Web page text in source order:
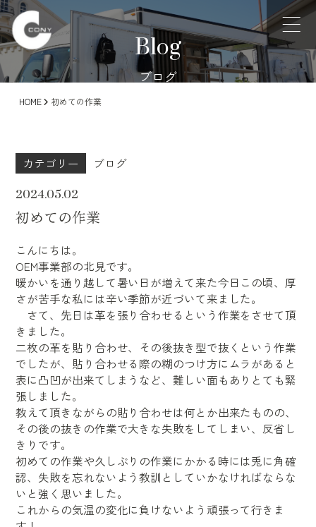
Blog
ブログ
HOME 初めての作業
カテゴリー ブログ
2024.05.02
初めての作業
こんにちは。
OEM事業部の北見です。
暖かいを通り越して暑い日が増えて来た今日この頃、厚
さが苦手な私には辛い季節が近づいて来ました。
さて、先日は革を張り合わせるという作業をさせて頂
きました。
二枚の革を貼り合わせ、その後抜き型で抜くという作業
でしたが、貼り合わせる際の糊のつけ方にムラがあると
表に凸凹が出来てしまうなど、難しい面もありとても緊
張しました。
教えて頂きながらの貼り合わせは何とか出来たものの、
その後の抜きの作業で大きな失敗をしてしまい、反省し
きりです。
初めての作業や久しぶりの作業にかかる時には兎に角確
認、失敗を忘れないよう教訓としていかなければならな
いと強く思いました。
これからの気温の変化に負けないよう頑張って行きま